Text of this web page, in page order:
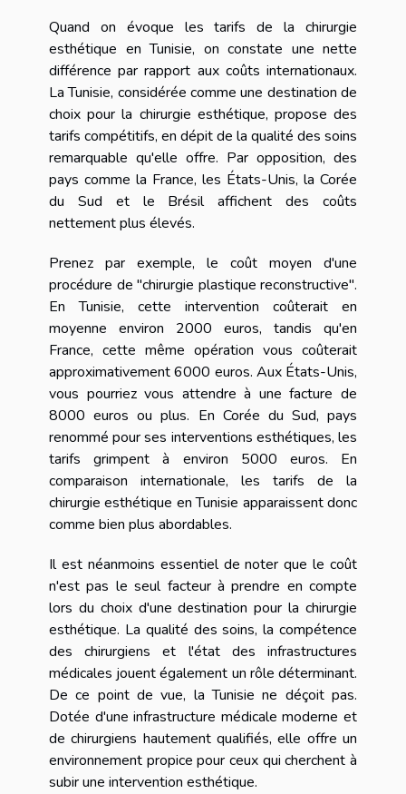
Quand on évoque les tarifs de la chirurgie
esthétique en Tunisie, on constate une nette
différence par rapport aux coûts internationaux.
La Tunisie, considérée comme une destination de
choix pour la chirurgie esthétique, propose des
tarifs compétitifs, en dépit de la qualité des soins
remarquable qu'elle offre. Par opposition, des
pays comme la France, les États-Unis, la Corée
du Sud et le Brésil affichent des coûts
nettement plus élevés.
Prenez par exemple, le coût moyen d'une
procédure de "chirurgie plastique reconstructive".
En Tunisie, cette intervention coûterait en
moyenne environ 2000 euros, tandis qu'en
France, cette même opération vous coûterait
approximativement 6000 euros. Aux États-Unis,
vous pourriez vous attendre à une facture de
8000 euros ou plus. En Corée du Sud, pays
renommé pour ses interventions esthétiques, les
tarifs grimpent à environ 5000 euros. En
comparaison internationale, les tarifs de la
chirurgie esthétique en Tunisie apparaissent donc
comme bien plus abordables.
Il est néanmoins essentiel de noter que le coût
n'est pas le seul facteur à prendre en compte
lors du choix d'une destination pour la chirurgie
esthétique. La qualité des soins, la compétence
des chirurgiens et l'état des infrastructures
médicales jouent également un rôle déterminant.
De ce point de vue, la Tunisie ne déçoit pas.
Dotée d'une infrastructure médicale moderne et
de chirurgiens hautement qualifiés, elle offre un
environnement propice pour ceux qui cherchent à
subir une intervention esthétique.